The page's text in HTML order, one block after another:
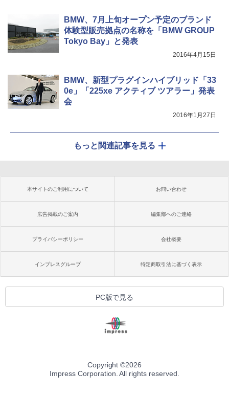
BMW、7月上旬オープン予定のブランド
体験型販売拠点の名称を「BMW GROUP
Tokyo Bay」と発表
2016年4月15日
BMW、新型プラグインハイブリッド「33
0e」「225xe アクティブ ツアラー」発表
会
2016年1月27日
もっと関連記事を見る
本サイトのご利用について お問い合わせ
広告掲載のご案内 編集部へのご連絡
プライバシーポリシー 会社概要
インプレスグループ 特定商取引法に基づく表示
PC版で見る
Copyright ©2026
Impress Corporation. All rights reserved.